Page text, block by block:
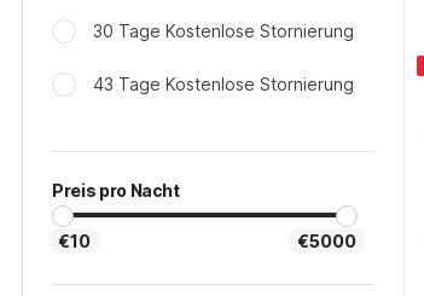
30 Tage Kostenlose Stornierung
43 Tage Kostenlose Stornierung
Preis pro Nacht
€10 €5000